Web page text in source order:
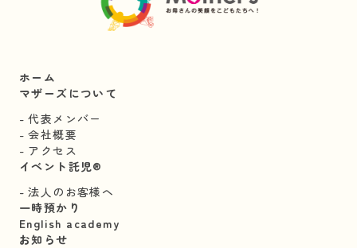
ホーム
マザーズについて
代表メンバー
会社概要
アクセス
イベント託児®︎
法人のお客様へ
一時預かり
English academy
お知らせ